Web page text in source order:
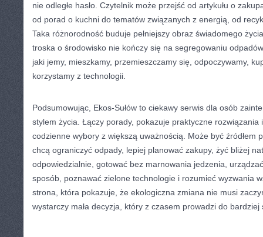
nie odległe hasło. Czytelnik może przejść od artykułu o
od porad o kuchni do tematów związanych z energią, od
Taka różnorodność buduje pełniejszy obraz świadomego
troska o środowisko nie kończy się na segregowaniu
jaki jemy, mieszkamy, przemieszczamy się, odpoczywamy,
korzystamy z technologii.
Podsumowując, Ekos-Sułów to ciekawy serwis dla osób
stylem życia. Łączy porady, pokazuje praktyczne rozwiązania
codzienne wybory z większą uważnością. Może być źródłem
chcą ograniczyć odpady, lepiej planować zakupy, żyć bliżej
odpowiedzialnie, gotować bez marnowania jedzenia,
sposób, poznawać zielone technologie i rozumieć wyzwania
strona, która pokazuje, że ekologiczna zmiana nie musi
wystarczy mała decyzja, który z czasem prowadzi do